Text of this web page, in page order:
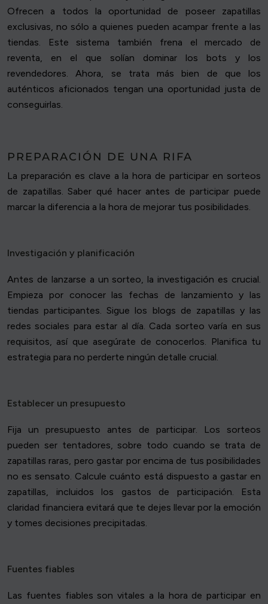
Ofrecen a todos la oportunidad de poseer zapatillas
exclusivas, no sólo a quienes pueden acampar frente a las
tiendas. Este sistema también frena el mercado de
reventa, en el que solían dominar los bots y los
revendedores. Ahora, se trata más bien de que los
auténticos aficionados tengan una oportunidad justa de
conseguirlas.
PREPARACIÓN DE UNA RIFA
La preparación es clave a la hora de participar en sorteos
de zapatillas. Saber qué hacer antes de participar puede
marcar la diferencia a la hora de mejorar tus posibilidades.
Investigación y planificación
Antes de lanzarse a un sorteo, la investigación es crucial.
Empieza por conocer las fechas de lanzamiento y las
tiendas participantes. Sigue los blogs de zapatillas y las
redes sociales para estar al día. Cada sorteo varía en sus
requisitos, así que asegúrate de conocerlos. Planifica tu
estrategia para no perderte ningún detalle crucial.
Establecer un presupuesto
Fija un presupuesto antes de participar. Los sorteos
pueden ser tentadores, sobre todo cuando se trata de
zapatillas raras, pero gastar por encima de tus posibilidades
no es sensato. Calcule cuánto está dispuesto a gastar en
zapatillas, incluidos los gastos de participación. Esta
claridad financiera evitará que te dejes llevar por la emoción
y tomes decisiones precipitadas.
Fuentes fiables
Las fuentes fiables son vitales a la hora de participar en